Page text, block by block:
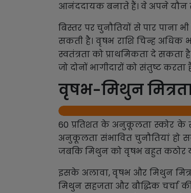
आनंददायक बनाते हैं। वे अपने यौन
बिस्तर पर चुनौतियों से पार पाना
सकती है। वृषभ राशि चिन्ह
स्वतंत्रता को प्राथमिकता दे
जो दोनों भागीदारों को संतुष्ट करता
वृषभ-मिथुन
60 प्रतिशत के अनुकूलता स्कोर के
अनुकूलता संभावित चुनौतियां हो
जबकि मिथुन को वृषभ बहुत
इसके अलावा, वृषभ और मिथुन
मिथुन सहजता और बौद्धिक चर्चा